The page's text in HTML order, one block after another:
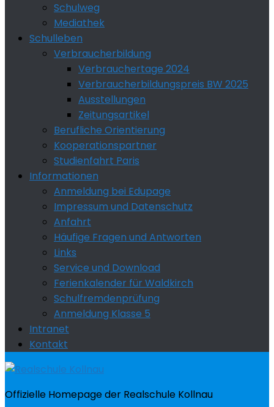
Schulweg
Mediathek
Schulleben
Verbraucherbildung
Verbrauchertage 2024
Verbraucherbildungspreis BW 2025
Ausstellungen
Zeitungsartikel
Berufliche Orientierung
Kooperationspartner
Studienfahrt Paris
Informationen
Anmeldung bei Edupage
Impressum und Datenschutz
Anfahrt
Häufige Fragen und Antworten
Links
Service und Download
Ferienkalender für Waldkirch
Schulfremdenprüfung
Anmeldung Klasse 5
Intranet
Kontakt
Offizielle Homepage der Realschule Kollnau